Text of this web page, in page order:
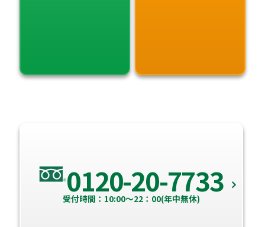
0120-20-7733
受付時間：10:00～22：00(年中無休)